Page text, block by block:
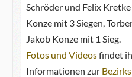
Schröder und Felix
Konze mit 3 Siegen,
Jakob Konze mit 1 Sieg.
Fotos und Videosfindet
Informationen zur